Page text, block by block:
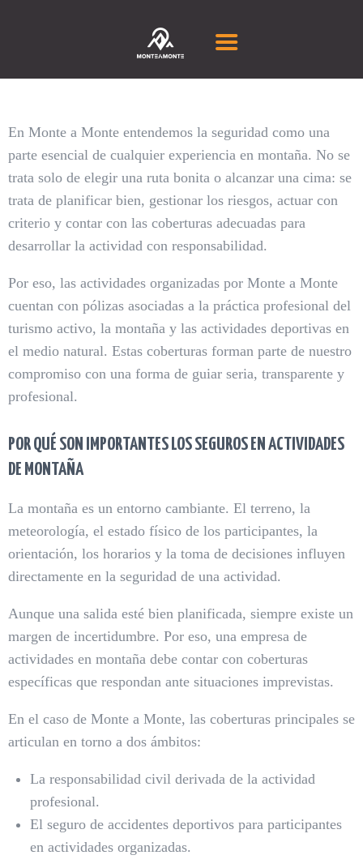
RUTAS GUIADAS
CURSOS DE MONTAÑA
FAQS
CONTACTAR
MANIFIESTO
En Monte a Monte entendemos la seguridad como una
parte esencial de cualquier experiencia en montaña. No se
trata solo de elegir una ruta bonita o alcanzar una cima: se
trata de planificar bien, gestionar los riesgos, actuar con
criterio y contar con las coberturas adecuadas para
desarrollar la actividad con responsabilidad.
Por eso, las actividades organizadas por Monte a Monte
cuentan con pólizas asociadas a la práctica profesional del
turismo activo, la montaña y las actividades deportivas en
el medio natural. Estas coberturas forman parte de nuestro
compromiso con una forma de guiar seria, transparente y
profesional.
POR QUÉ SON IMPORTANTES LOS SEGUROS EN ACTIVIDADES
DE MONTAÑA
La montaña es un entorno cambiante. El terreno, la
meteorología, el estado físico de los participantes, la
orientación, los horarios y la toma de decisiones influyen
directamente en la seguridad de una actividad.
Aunque una salida esté bien planificada, siempre existe un
margen de incertidumbre. Por eso, una empresa de
actividades en montaña debe contar con coberturas
específicas que respondan ante situaciones imprevistas.
En el caso de Monte a Monte, las coberturas principales se
articulan en torno a dos ámbitos:
La responsabilidad civil derivada de la actividad
profesional.
El seguro de accidentes deportivos para participantes
en actividades organizadas.